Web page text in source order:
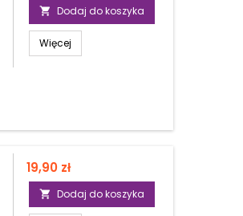
 Dodaj do koszyka
Więcej
Cena
19,90 zł
 Dodaj do koszyka